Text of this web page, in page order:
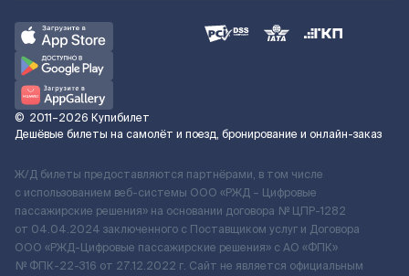
© 2011–2026 Купибилет
Дешёвые билеты на самолёт и поезд, бронирование и онлайн-заказ
Ж/Д билеты предоставляются партнёрами, в том числе
с использованием веб-системы ООО «РЖД – Цифровые
пассажирские решения» на основании договора № ЦПР-1282
от 04.04.2024 заключенного с Поставщиком услуг и Договора
ООО «РЖД-Цифровые пассажирские решения» c АО «ФПК»
№ ФПК-22-316 от 27.12.2022 г. Сайт не является официальным